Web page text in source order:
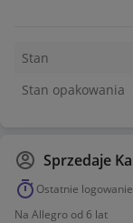
Stan
Stan opakowania
Sprzedaje
Ostatnie
Na Allegro od 6 lat